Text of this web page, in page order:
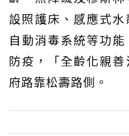
設照護床、感應式
自動消毒系統等功
防疫，「全齡化親
府路靠松壽路側。